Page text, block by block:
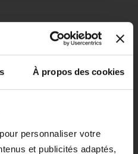
À propos des cookies
personnaliser votre
et publicités adaptés,
close
CE PRODUIT
2026.